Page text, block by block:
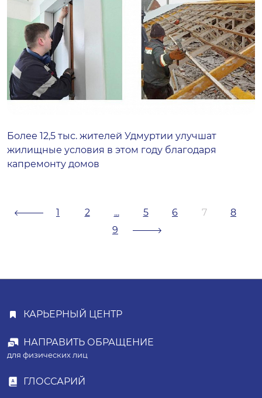
Более 12,5 тыс. жителей Удмуртии улучшат
жилищные условия в этом году благодаря
капремонту домов
1 2 ... 5 6 7
8
9
КАРЬЕРНЫЙ ЦЕНТР
НАПРАВИТЬ ОБРАЩЕНИЕ
для физических лиц
ГЛОССАРИЙ